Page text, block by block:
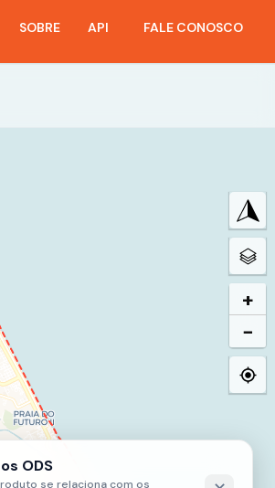
SOBRE API FALE CONOSCO
+
−